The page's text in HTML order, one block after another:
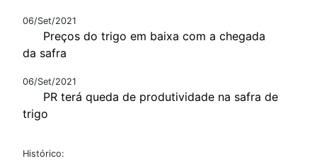
06/Set/2021
Preços do trigo em baixa com a chegada
da safra
06/Set/2021
PR terá queda de produtividade na safra de
trigo
Histórico: